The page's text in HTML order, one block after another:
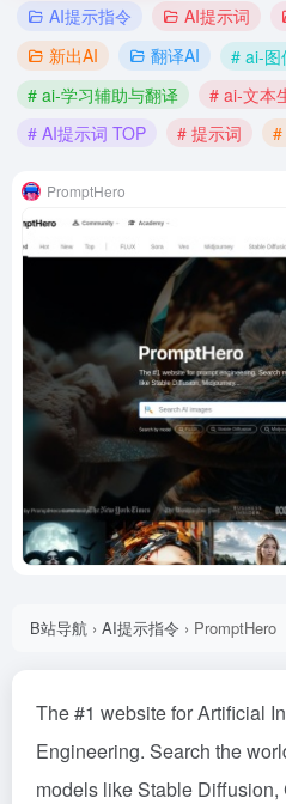
AI提示指令 AI提示词
新出AI
翻译AI
# ai-图
# ai-学习辅助与翻译
# ai-文本
# AI提示词 TOP
# 提示词 #
PromptHero
B站导航 › AI提示指令 › PromptHero
The #1 website for Artificial
Engineering. Search the
models like Stable